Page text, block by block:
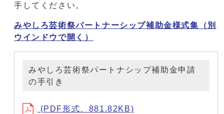
手してください。
みやしろ芸術祭パートナーシップ補助金様式集 （別
ウインドウで開く）
みやしろ芸術祭パートナシップ補助金申請
の手引き
(PDF形式、881.82KB)